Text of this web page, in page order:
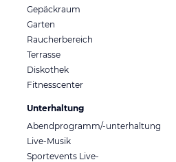
Gepäckraum
Garten
Raucherbereich
Terrasse
Diskothek
Fitnesscenter
Unterhaltung
Abendprogramm/-unterhaltung
Live-Musik
Sportevents Live-